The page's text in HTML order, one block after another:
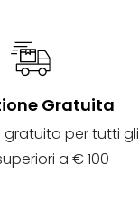
Gratuita
gratuita per tutti gli
a € 100